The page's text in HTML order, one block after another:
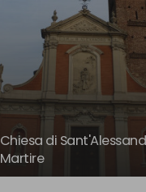
Chiesa di
Martire